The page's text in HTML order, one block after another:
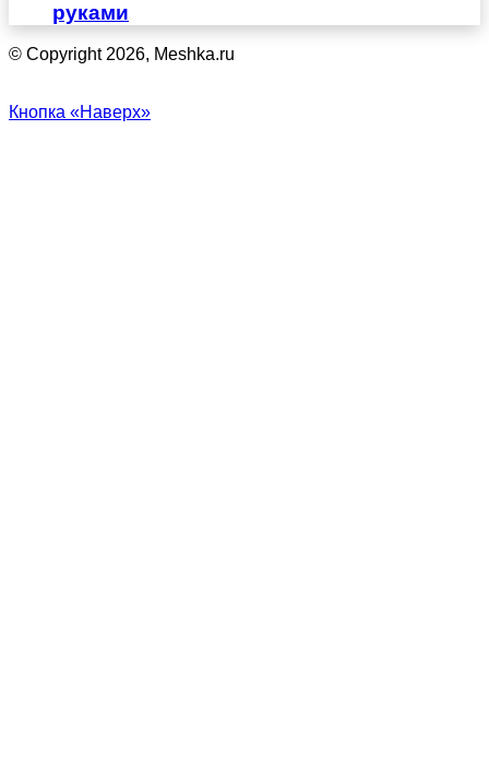
руками
© Copyright 2026, Meshka.ru
Кнопка «Наверх»